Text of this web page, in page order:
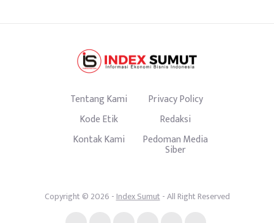
Tentang Kami
Privacy Policy
Kode Etik
Redaksi
Kontak Kami
Pedoman Media
Siber
Copyright © 2026 -Index Sumut- All Right Reserved